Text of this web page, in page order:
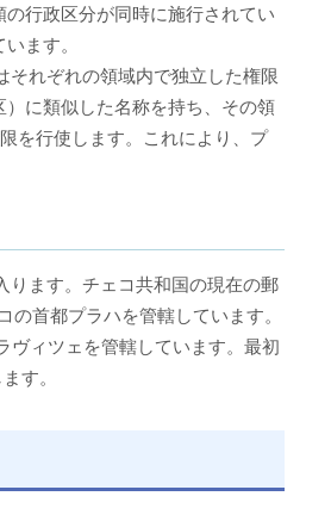
行政区分が同時に施行されてい
ます。
れぞれの領域内で独立した権限
に類似した名称を持ち、その領
を行使します。これにより、プ
ます。チェコ共和国の現在の郵
首都プラハを管轄しています。
ィツェを管轄しています。最初
す。